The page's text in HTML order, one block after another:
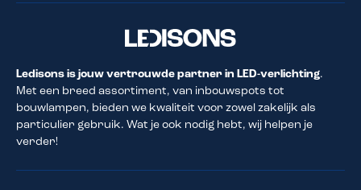
Ledisons is jouw vertrouwde partner in LED-verlichting.
Met een breed assortiment, van inbouwspots tot
bouwlampen, bieden we kwaliteit voor zowel zakelijk als
particulier gebruik. Wat je ook nodig hebt, wij helpen je
verder!